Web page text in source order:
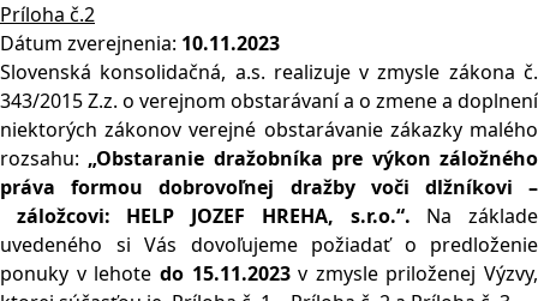
Príloha č.2
Dátum zverejnenia: 10.11.2023
Slovenská konsolidačná, a.s. realizuje v zmysle zákona č.
343/2015 Z.z. o verejnom obstarávaní a o zmene a doplnení
niektorých zákonov verejné obstarávanie zákazky malého
rozsahu: „Obstaranie dražobníka pre výkon záložného
práva formou dobrovoľnej dražby voči dlžníkovi –
záložcovi: HELP JOZEF HREHA, s.r.o.“. Na základe
uvedeného si Vás dovoľujeme požiadať o predloženie
ponuky v lehote do 15.11.2023v zmysle priloženej Výzvy,